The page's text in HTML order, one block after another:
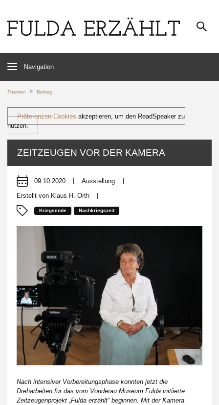
Navigation
Themen > Beitrag
Präferenzen-Cookies akzeptieren, um den ReadSpeaker zu
nutzen.
ZEITZEUGEN VOR DER KAMERA
09.10.2020 Ausstellung
Erstellt von Klaus H. Orth
Kriegsende Nachkriegszeit
Nach intensiver Vorbereitungsphase konnten jetzt die
Dreharbeiten für das vom Vonderau Museum Fulda initiierte
Zeitzeugenprojekt „Fulda erzählt“ beginnen. Mit der Kamera